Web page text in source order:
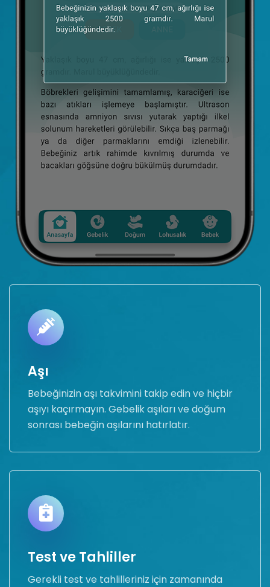
Aşı
Bebeğinizin aşı takvimini takip edin ve hiçbir
aşıyı kaçırmayın. Gebelik aşıları ve doğum
sonrası bebeğin aşılarını hatırlatır.
Test ve Tahliller
Gerekli test ve tahlilleriniz için zamanında